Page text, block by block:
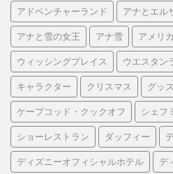
アドベンチャーランド アナとエル
アナと雪の女王 アナ雪 アメリ
ウィッシングプレイス ウエスタン
キャラクター クリスマス グッ
ケープコッド・クックオフ シェフ
ショーレストラン ダッフィー
ディズニーオフィシャルホテル デ